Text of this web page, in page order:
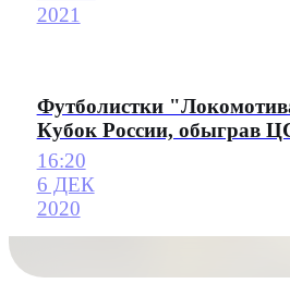
2021
Футболистки
Кубок России, обыграв
16:20
6 ДЕК
2020